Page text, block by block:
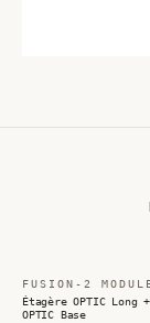
FUSION-2
Étagère OPTIC Long
OPTIC Base